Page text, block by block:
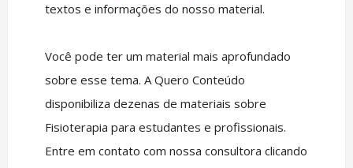
textos e informações do nosso material.
Você pode ter um material mais aprofundado
sobre esse tema. A Quero Conteúdo
disponibiliza dezenas de materiais sobre
Fisioterapia para estudantes e profissionais.
Entre em contato com nossa consultora clicando